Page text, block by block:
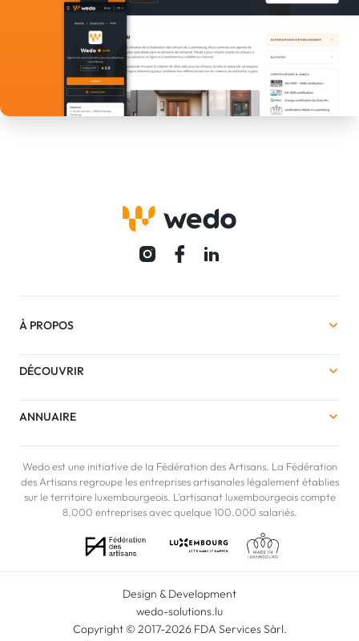
À PROPOS
DÉCOUVRIR
ANNUAIRE
Wedo est une initiative de la Fédération des Artisans. La Fédération
des Artisans regroupe les entreprises artisanales légalement établies
sur le territoire luxembourgeois. L'artisanat luxembourgeois compte
8.000 entreprises avec quelque 100.000 salariés.
Design & Development
wedo-solutions.lu
Copyright © 2017-2026 FDA Services Sàrl.